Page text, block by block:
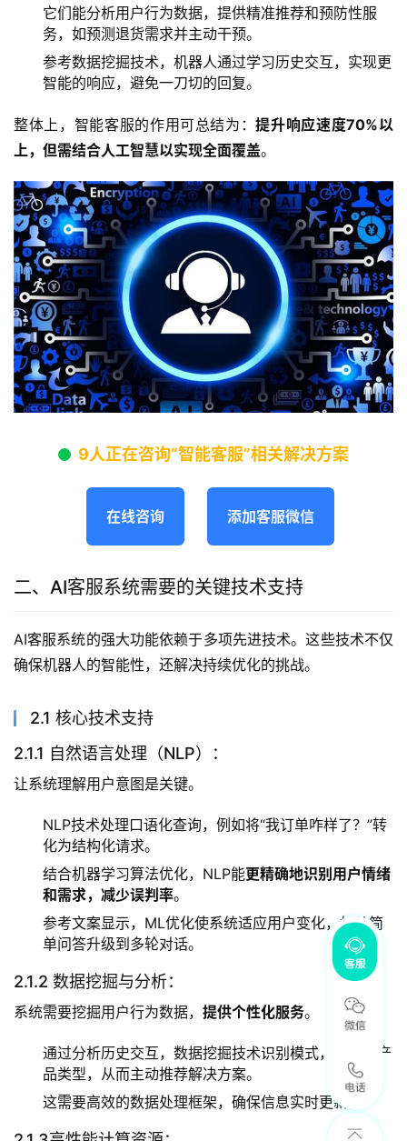
它们能分析用户行为数据，提供精准推荐和预防性服
务，如预测退货需求并主动干预。
参考数据挖掘技术，机器人通过学习历史交互，实现更
智能的响应，避免一刀切的回复。
整体上，智能客服的作用可总结为：提升响应速度70%以
上，但需结合人工智慧以实现全面覆盖。
9人正在咨询“智能客服”相关解决方案
在线咨询 添加客服微信
二、AI客服系统需要的关键技术支持
AI客服系统的强大功能依赖于多项先进技术。这些技术不仅
确保机器人的智能性，还解决持续优化的挑战。
2.1 核心技术支持
2.1.1 自然语言处理（NLP）：
让系统理解用户意图是关键。
NLP技术处理口语化查询，例如将“我订单咋样了？”转
化为结构化请求。
结合机器学习算法优化，NLP能更精确地识别用户情绪
和需求，减少误判率。
参考文案显示，ML优化使系统适应用户变化，如从简
单问答升级到多轮对话。
2.1.2 数据挖掘与分析：
系统需要挖掘用户行为数据， 提供个性化服务。
通过分析历史交互，数据挖掘技术识别模式，如偏好产
品类型，从而主动推荐解决方案。
这需要高效的数据处理框架，确保信息实时更新。